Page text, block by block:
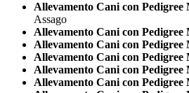
Allevamento Cani con Pedigree
Assago
Allevamento Cani con Pedigree
Allevamento Cani con Pedigree
Allevamento Cani con Pedigree
Allevamento Cani con Pedigree
Allevamento Cani con Pedigree